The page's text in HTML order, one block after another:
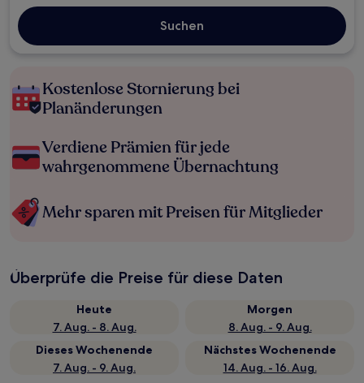
Suchen
Kostenlose Stornierung bei
Planänderungen
Verdiene Prämien für jede
wahrgenommene Übernachtung
Mehr sparen mit Preisen für Mitglieder
Überprüfe die Preise für diese Daten
Heute
7. Aug. - 8. Aug.
Morgen
8. Aug. - 9. Aug.
Dieses Wochenende
7. Aug. - 9. Aug.
Nächstes Wochenende
14. Aug. - 16. Aug.